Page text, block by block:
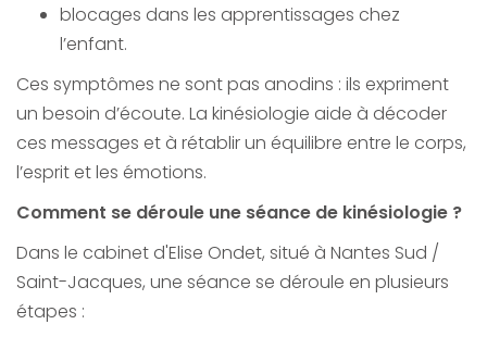
blocages dans les apprentissages chez
l’enfant.
Ces symptômes ne sont pas anodins : ils expriment
un besoin d’écoute. La kinésiologie aide à décoder
ces messages et à rétablir un équilibre entre le corps,
l’esprit et les émotions.
Comment se déroule une séance de kinésiologie ?
Dans le cabinet d'Elise Ondet, situé à Nantes Sud /
Saint-Jacques, une séance se déroule en plusieurs
étapes :